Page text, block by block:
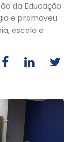
da Educação
e promoveu
escola e